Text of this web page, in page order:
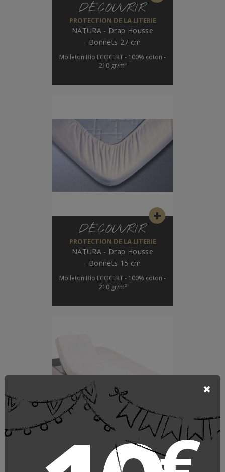
DÉCOUVRIR
PROTECTION DE LA LITERIE
NATURA - Drap Housse
- Bonnets 27 cm
Molleton Bio ECOCERT - 100% coton -
210 gr/m²
DÉCOUVRIR
PROTECTION DE LA LITERIE
NATURA - Drap Housse
- Bonnets 15 cm
Molleton Bio ECOCERT - 100% coton -
210 gr/m²
DÉCOUVRIR
PROTECTION DE LA LITERIE